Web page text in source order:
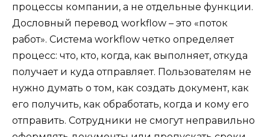
процессы компании, а не отдельные функции.
Дословный перевод workflow – это «поток
работ». Система workflow четко определяет
процесс: что, кто, когда, как выполняет, откуда
получает и куда отправляет. Пользователям не
нужно думать о том, как создать документ, как
его получить, как обработать, когда и кому его
отправить. Сотрудники не смогут неправильно